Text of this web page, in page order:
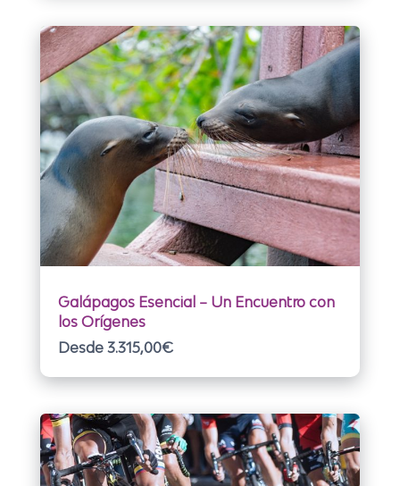
Galápagos Esencial – Un Encuentro con
los Orígenes
Desde 3.315,00€